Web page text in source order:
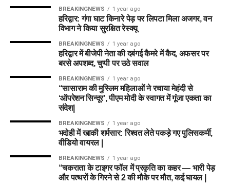
BREAKINGNEWS 1 year ago
हरिद्वार: गंगा घाट किनारे पेड़ पर लिपटा मिला अजगर, वन
विभाग ने किया सुरक्षित रेस्क्यू
BREAKINGNEWS 1 year ago
हरिद्वार में बीजेपी नेता की दबंगई कैमरे में कैद, अफसर पर
बरसे अपशब्द, चुप्पी पर उठे सवाल
BREAKINGNEWS 1 year ago
“सासाराम की मुस्लिम महिलाओं ने रचाया मेहंदी से
‘ऑपरेशन सिन्दूर’, पीएम मोदी के स्वागत में गूंजा एकता का
संदेश|
BREAKINGNEWS 1 year ago
भदोही में खाकी शर्मसार: रिश्वत लेते पकड़े गए पुलिसकर्मी,
वीडियो वायरल |
BREAKINGNEWS 1 year ago
“चकराता के टाइगर फॉल में प्रकृति का कहर — भारी पेड़
और पत्थरों के गिरने से 2 की मौके पर मौत, कई घायल |